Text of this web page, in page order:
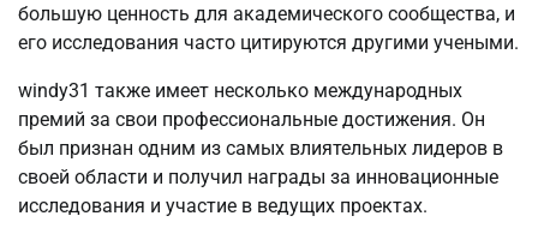
большую ценность для академического сообщества, и
его исследования часто цитируются другими учеными.
windy31 также имеет несколько международных
премий за свои профессиональные достижения. Он
был признан одним из самых влиятельных лидеров в
своей области и получил награды за инновационные
исследования и участие в ведущих проектах.